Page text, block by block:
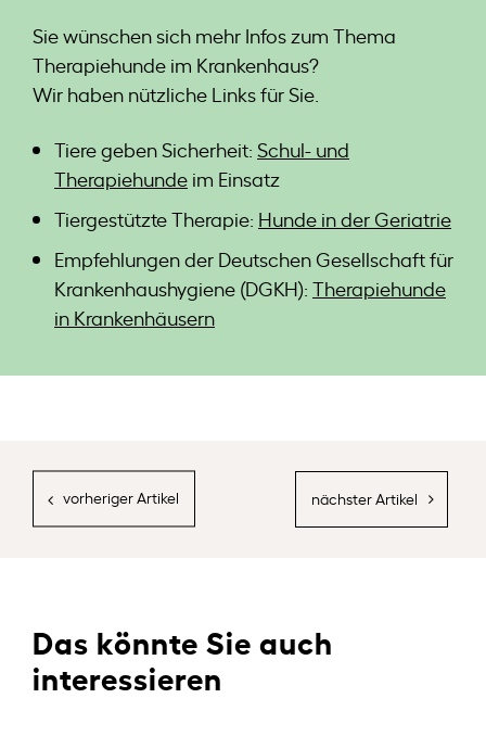
Sie wünschen sich mehr Infos zum Thema
Therapiehunde im Krankenhaus?
Wir haben nützliche Links für Sie.
Tiere geben Sicherheit: Schul- und
Therapiehunde im Einsatz
Tiergestützte Therapie: Hunde in der Geriatrie
Empfehlungen der Deutschen Gesellschaft für
Krankenhaushygiene (DGKH): Therapiehunde
in Krankenhäusern
Das könnte Sie auch
interessieren